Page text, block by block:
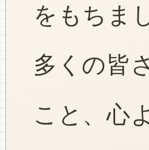
をもちま
多くの皆
こと、心